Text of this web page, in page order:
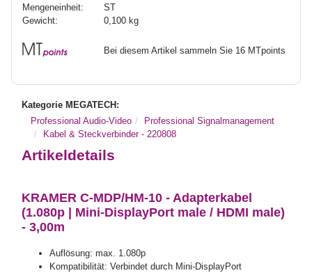
Mengeneinheit:
ST
Gewicht:
0,100 kg
Bei diesem Artikel sammeln Sie 16 MTpoints
Kategorie MEGATECH:
Professional Audio-Video
Professional Signalmanagement
Kabel & Steckverbinder - 220808
Artikeldetails
KRAMER C-MDP/HM-10 - Adapterkabel
(1.080p | Mini-DisplayPort male / HDMI male)
- 3,00m
Auflösung: max. 1.080p
Kompatibilität: Verbindet durch Mini-DisplayPort